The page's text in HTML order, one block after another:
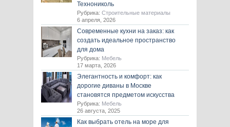
Технониколь
Рубрика: Строительные материалы
6 апреля, 2026
Современные кухни на заказ: как
создать идеальное пространство
для дома
Рубрика: Мебель
17 марта, 2026
Элегантность и комфорт: как
дорогие диваны в Москве
становятся предметом искусства
Рубрика: Мебель
26 августа, 2025
Как выбрать отель на море для